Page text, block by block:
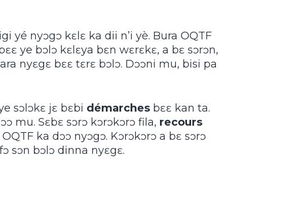
yé nyɔgɔ kɛlɛ ka dii n’i yè. Bura OQTF
ye bɔlɔ kɛlɛya bɛn wɛrɛkɛ, a bɛ sɔrɔn,
nyɛgɛ bɛɛ tɛrɛ bɔlɔ. Dɔɔni mu, bisi pa
sɔlɔkɛ jɛ bɛbi démarches bɛɛ kan ta.
mu. Sɛbɛ sɔrɔ kɔrɔkɔrɔ fila, recours
ka dɔɔ nyɔgɔ. Kɔrɔkɔrɔ a bɛ sɔrɔ
sɔn bɔlɔ dinna nyɛgɛ.